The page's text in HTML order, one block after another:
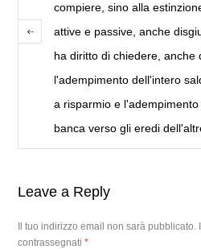
compiere, sino alla
attive e passive, anche
ha diritto di chiedere, anche
l'adempimento dell'intero
a risparmio e
banca verso gli eredi
Leave a Reply
Il tuo indirizzo email non sarà pubblicato.
contrassegnati*